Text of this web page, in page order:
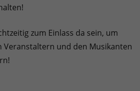
zum Einlass da sein, um
Veranstaltern und den Musikanten